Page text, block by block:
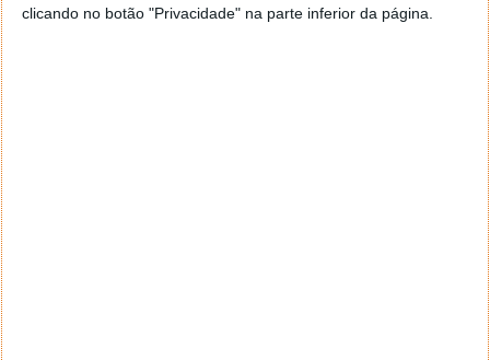
clicando no botão "Privacidade" na parte inferior da página.
O que começa como uma expedição ambiciosa cedo